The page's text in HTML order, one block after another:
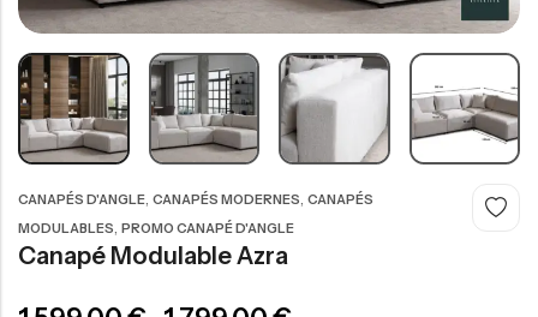
CANAPÉS D'ANGLE, CANAPÉS MODERNES, CANAPÉS
MODULABLES, PROMO CANAPÉ D'ANGLE
Canapé Modulable Azra